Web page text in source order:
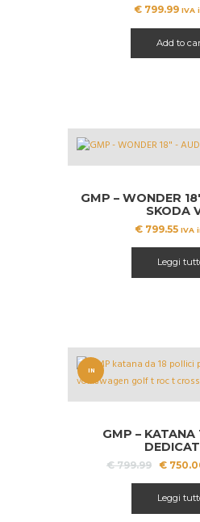
€799.99 IVA
Add to
GMP – WONDER
SKODA
€799.55 IVA
Leggi
IN
GMP – KATANA
€799.99 Il
era:
€
€
Leggi